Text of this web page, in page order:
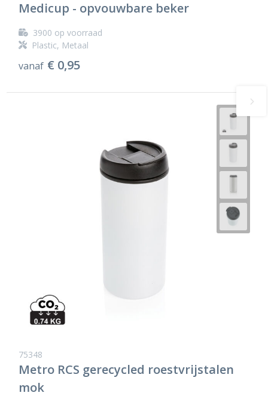
Medicup - opvouwbare beker
3900 op voorraad
Plastic, Metaal
vanaf € 0,95
75348
Metro RCS gerecycled roestvrijstalen
mok